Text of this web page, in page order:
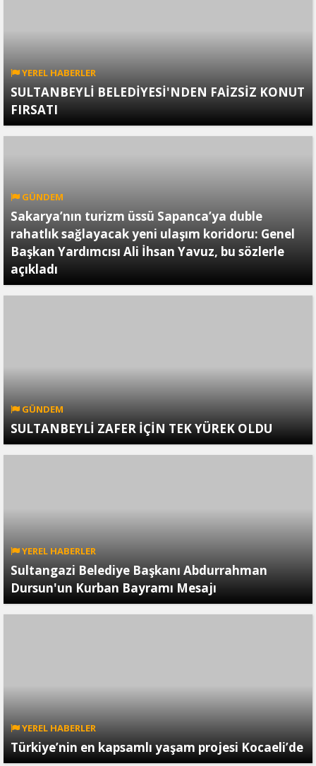
YEREL HABERLER
SULTANBEYLİ BELEDİYESİ'NDEN FAİZSİZ KONUT
FIRSATI
GÜNDEM
Sakarya’nın turizm üssü Sapanca’ya duble
rahatlık sağlayacak yeni ulaşım koridoru: Genel
Başkan Yardımcısı Ali İhsan Yavuz, bu sözlerle
açıkladı
GÜNDEM
SULTANBEYLİ ZAFER İÇİN TEK YÜREK OLDU
YEREL HABERLER
Sultangazi Belediye Başkanı Abdurrahman
Dursun'un Kurban Bayramı Mesajı
YEREL HABERLER
Türkiye’nin en kapsamlı yaşam projesi Kocaeli’de